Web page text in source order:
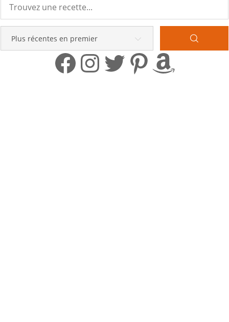
Facebook
Instagram
Twitter
Pinterest